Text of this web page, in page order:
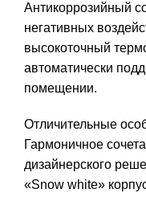
Антикоррозийный
негативных
высокоточный
автоматически
помещении.
Отличительные
Гармоничное
дизайнерского
«Snow white»